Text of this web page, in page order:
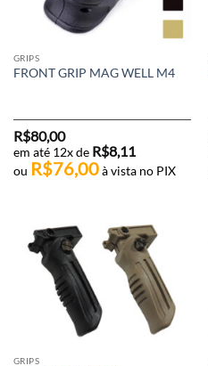
GRIPS
FRONT GRIP MAG WELL M4
R$80,00
em até 12x de R$8,11
ou R$76,00 à vista no PIX
GRIPS